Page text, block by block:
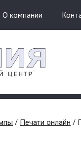
О компании
/ Печати онлайн /